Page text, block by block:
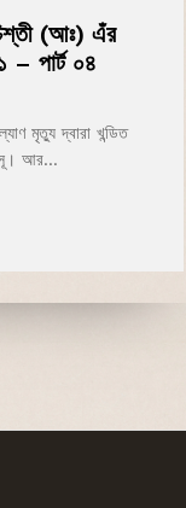
(আঃ) এঁর
– পার্ট ০৪
দ্বারা খন্ডিত
আর…